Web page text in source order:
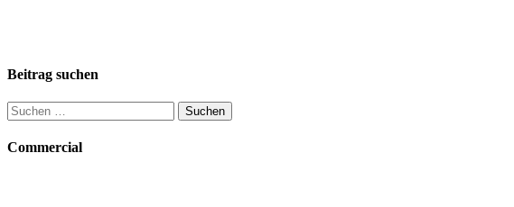
Beitrag suchen
Suchen
nach:
Commercial